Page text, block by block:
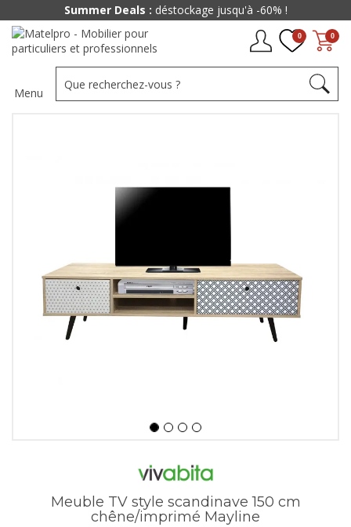
0
0
Menu
Meuble TV style scandinave 150 cm
chêne/imprimé Mayline
Summer Deals : déstockage jusqu'à -60% !